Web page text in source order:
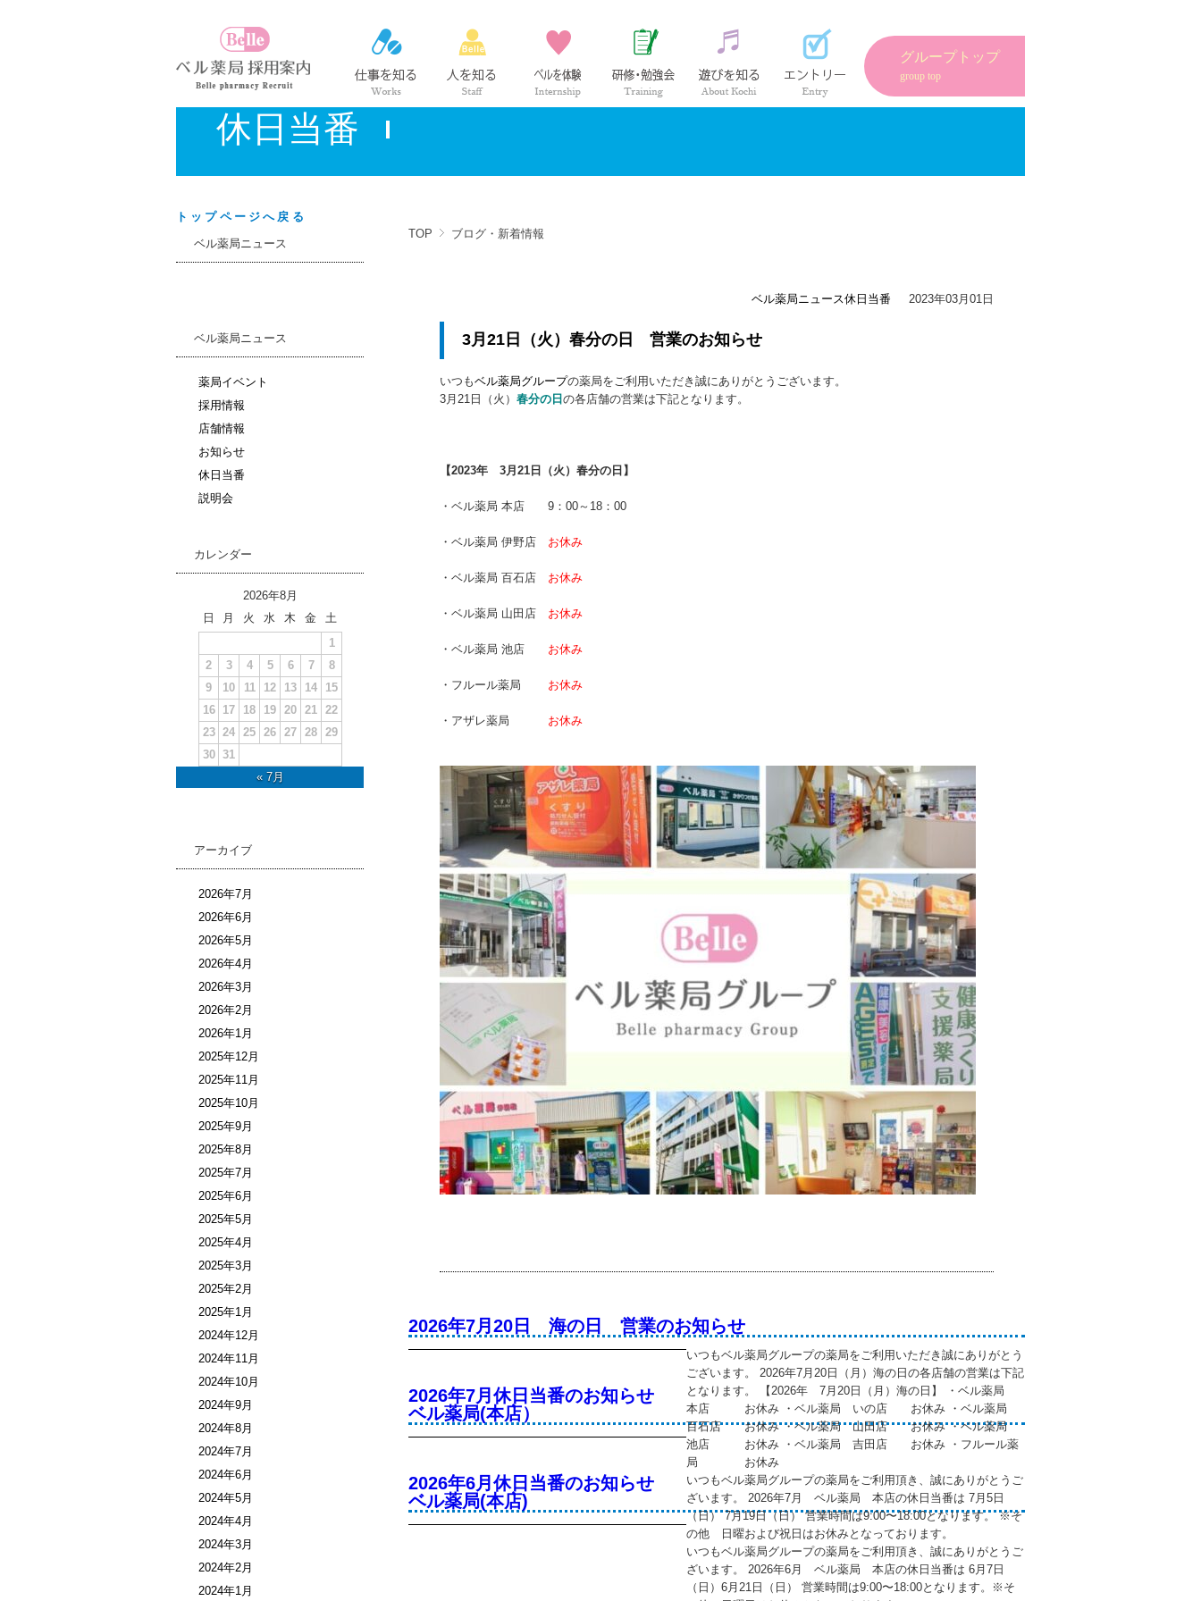
グループトップ
group top
ベル薬局の仕事 社員紹介 インターンシップ 研修・勉強会 高知の紹介 エントリーフォーム
休日当番
TOP ブログ・新着情報
2023年03月01日
ベル薬局ニュース休日当番
3月21日（火）春分の日 営業のお知らせ
いつもベル薬局グループの薬局をご利用いただき誠にありがとうございます。
3月21日（火） 春分の日 の各店舗の営業は下記となります。
【2023年 3月21日（火）春分の日】
・ベル薬局 本店 9：00～18：00
・ベル薬局 伊野店 お休み
・ベル薬局 百石店 お休み
・ベル薬局 山田店 お休み
・ベル薬局 池店 お休み
・フルール薬局 お休み
・アザレ薬局 お休み
2026年7月20日 海の日 営業のお知らせ
いつもベル薬局グループの薬局をご利用いただき誠にありがとう
ございます。 2026年7月20日（月）海の日の各店舗の営業は下記
となります。 【2026年 7月20日（月）海の日】 ・ベル薬局
本店 お休み ・ベル薬局 いの店 お休み ・ベル薬局
百石店 お休み ・ベル薬局 山田店 お休み ・ベル薬局
池店 お休み ・ベル薬局 吉田店 お休み ・フルール薬
局 お休み
2026年7月休日当番のお知らせ
ベル薬局(本店）
いつもベル薬局グループの薬局をご利用頂き、誠にありがとうご
ざいます。 2026年7月 ベル薬局 本店の休日当番は 7月5日
（日） 7月19日（日） 営業時間は9:00〜18:00となります。 ※そ
の他 日曜および祝日はお休みとなっております。
2026年6月休日当番のお知らせ
ベル薬局(本店)
いつもベル薬局グループの薬局をご利用頂き、誠にありがとうご
ざいます。 2026年6月 ベル薬局 本店の休日当番は 6月7日
（日）6月21日（日） 営業時間は9:00〜18:00となります。※そ
トップページへ戻る
ベル薬局ニュース
ベル薬局ニュース
薬局イベント
採用情報
店舗情報
お知らせ
休日当番
説明会
カレンダー
2026年8月
日
月 火 水 木 金
土
1
2
3 4 5 6 7
8
9
10 11 12 13 14
15
16
17 18 19 20 21 22
23 24 25 26 27 28 29
30 31
« 7月
アーカイブ
2026年7月
2026年6月
2026年5月
2026年4月
2026年3月
2026年2月
2026年1月
2025年12月
2025年11月
2025年10月
2025年9月
2025年8月
2025年7月
2025年6月
2025年5月
2025年4月
2025年3月
2025年2月
2025年1月
2024年12月
2024年11月
2024年10月
2024年9月
2024年8月
2024年7月
2024年6月
2024年5月
2024年4月
2024年3月
2024年2月
2024年1月